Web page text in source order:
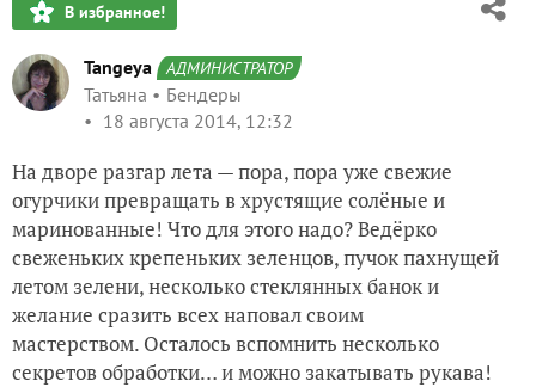
В избранное!
Tangeya АДМИНИСТРАТОР
Татьяна
Бендеры
18 августа 2014, 12:32
На дворе разгар лета — пора, пора уже свежие
огурчики превращать в хрустящие солёные и
маринованные! Что для этого надо? Ведёрко
свеженьких крепеньких зеленцов, пучок пахнущей
летом зелени, несколько стеклянных банок и
желание сразить всех наповал своим
мастерством. Осталось вспомнить несколько
секретов обработки… и можно закатывать рукава!